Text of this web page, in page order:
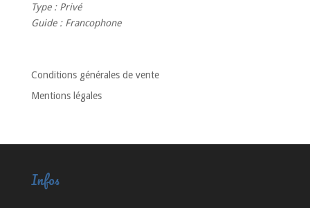
Type: Privé
Guide: Francophone
Conditions générales de vente
Mentions légales
Infos